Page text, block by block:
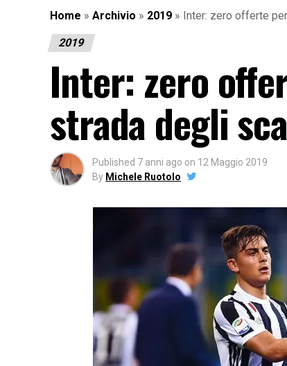
Home » Archivio » 2019 » Inter: zero offerte
2019
Inter: zero
strada degli
Published 7 anni ago on 12 Maggio 2019
By Michele Ruotolo